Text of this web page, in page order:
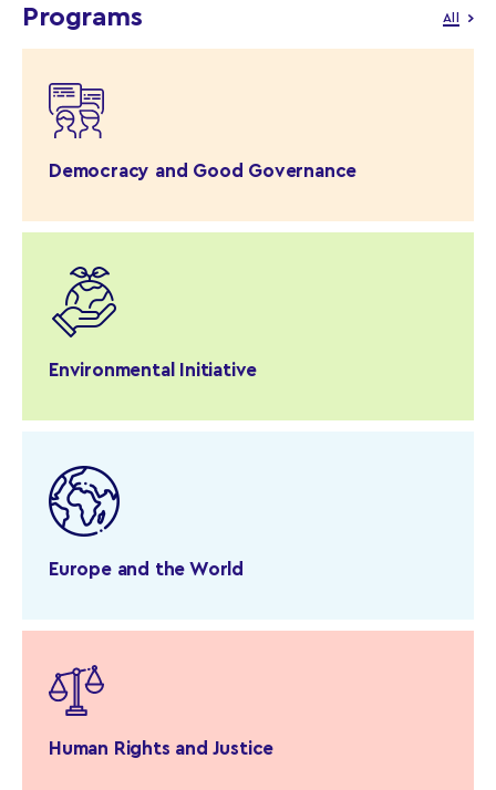
Programs All
Democracy and Good Governance
Environmental Initiative
Europe and the World
Human Rights and Justice